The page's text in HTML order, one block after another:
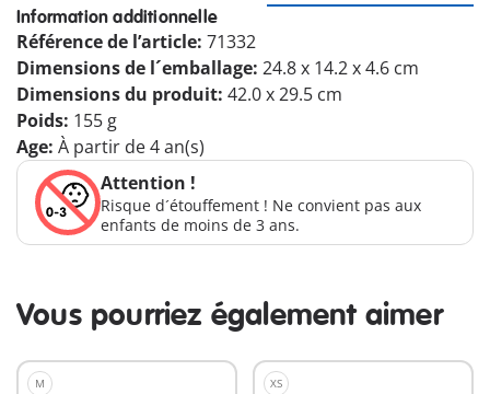
Information additionnelle
Référence de l’article: 71332
Dimensions de l´emballage: 24.8 x 14.2 x 4.6 cm
Dimensions du produit: 42.0 x 29.5 cm
Poids: 155 g
Age: À partir de 4 an(s)
Attention !
Risque d´étouffement ! Ne convient pas aux
enfants de moins de 3 ans.
Vous pourriez également aimer
M XS